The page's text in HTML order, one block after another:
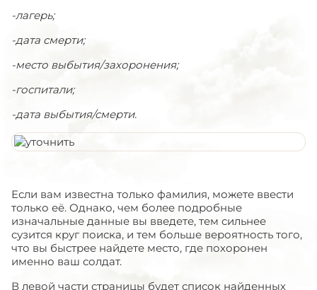
-лагерь;
-дата смерти;
-место выбытия/захоронения;
-госпитали;
-дата выбытия/смерти.
Если вам известна только фамилия, можете ввести
только её. Однако, чем более подробные
изначальные данные вы введете, тем сильнее
сузится круг поиска, и тем больше вероятность того,
что вы быстрее найдете место, где похоронен
именно ваш солдат.
В левой части страницы будет список найденных